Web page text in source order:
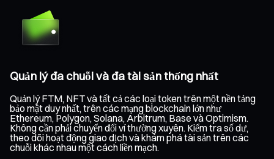
Quản lý đa chuỗi và đa tài sản thống nhất
Quản lý FTM, NFT và tất cả các loại token trên một nền tảng
bảo mật duy nhất, trên các mạng blockchain lớn như
Ethereum, Polygon, Solana, Arbitrum, Base và Optimism.
Không cần phải chuyển đổi ví thường xuyên. Kiểm tra số dư,
theo dõi hoạt động giao dịch và khám phá tài sản trên các
chuỗi khác nhau một cách liền mạch.